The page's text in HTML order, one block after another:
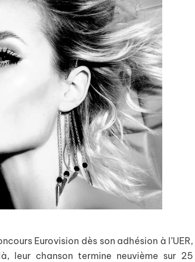
Eurovision dès son adhésion à l’UER,
leur chanson termine neuvième sur 25